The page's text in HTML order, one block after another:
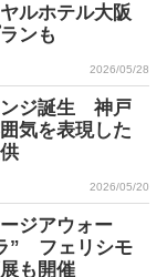
ルホテル大阪
ンも
2026/05/28
ンジ誕生 神戸
気を表現した
2026/05/20
ジアウォー
” フェリシモ
も開催